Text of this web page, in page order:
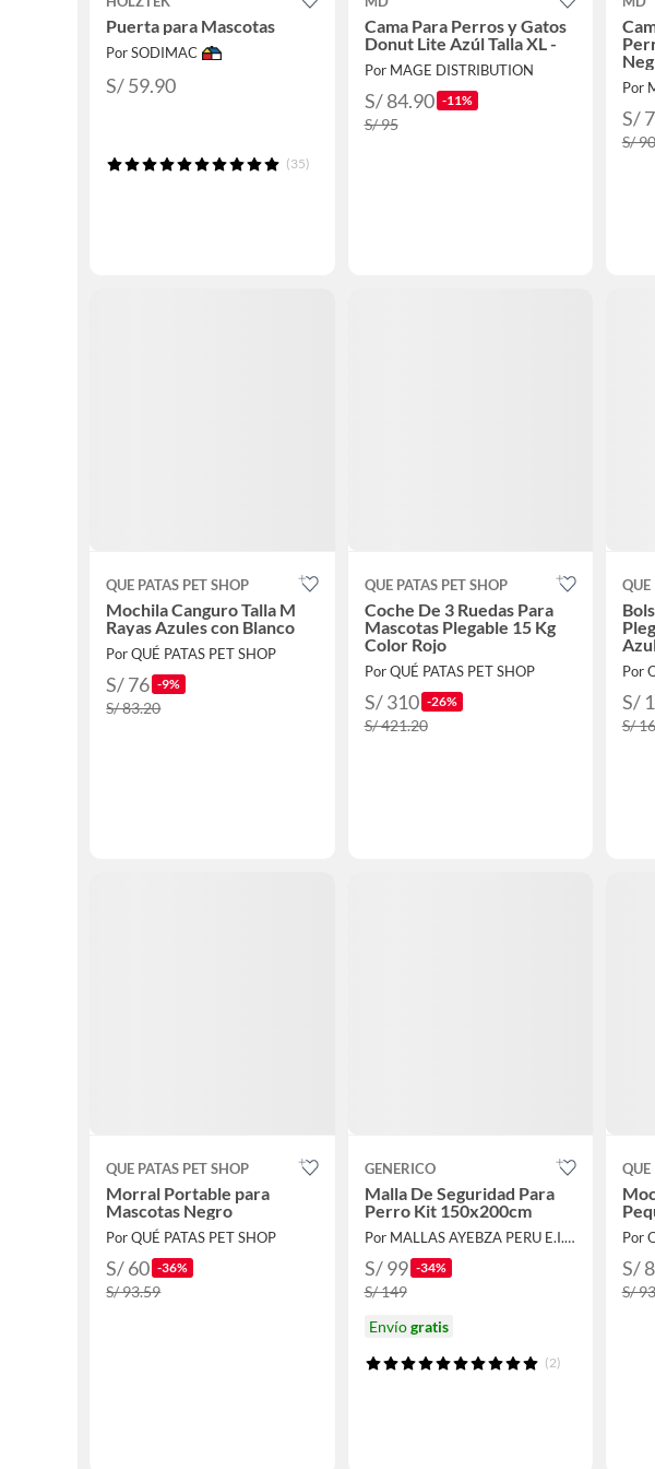
Puerta para Mascotas
Por SODIMAC
S/ 59.90
(35)
Cama Para Perros y Gatos
Donut Lite Azúl Talla XL -
Por MAGE DISTRIBUTION
S/ 84.90 -11%
S/ 95
Por
S/
S/ 90
QUE PATAS PET SHOP
Mochila Canguro Talla M
Rayas Azules con Blanco
Por QUÉ PATAS PET SHOP
S/ 76 -9%
S/ 83.20
QUE PATAS PET SHOP
Coche De 3 Ruedas Para
Mascotas Plegable 15 Kg
Color Rojo
Por QUÉ PATAS PET SHOP
S/ 310 -26%
S/ 421.20
QUE
Por
S/
S/
QUE PATAS PET SHOP
Morral Portable para
Mascotas Negro
Por QUÉ PATAS PET SHOP
S/ 60 -36%
S/ 93.59
GENERICO
Malla De Seguridad Para
Perro Kit 150x200cm
Por MALLAS AYEBZA PERU E.I.R.L
S/ 99 -34%
S/ 149
Envíogratis
(2)
QUE
Por
S/
S/